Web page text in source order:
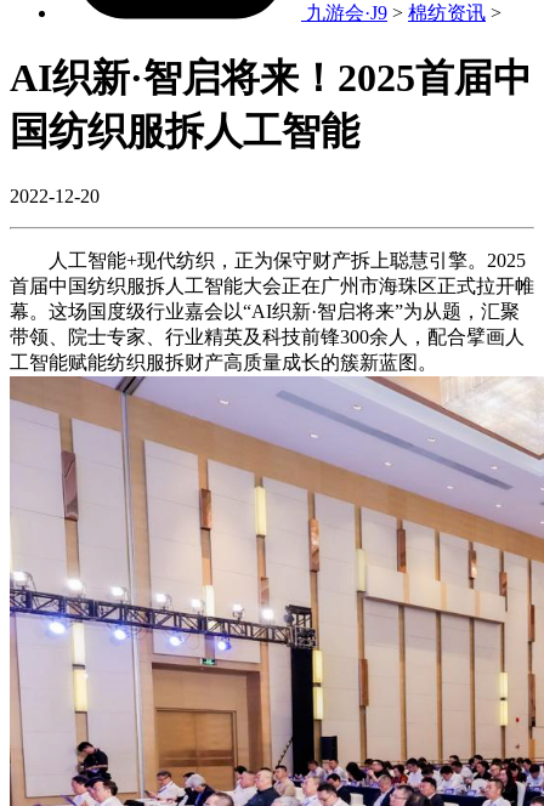
九游会·J9 > 棉纺资讯 >
AI织新·智启将来！2025首届中
国纺织服拆人工智能
2022-12-20
人工智能+现代纺织，正为保守财产拆上聪慧引擎。2025
首届中国纺织服拆人工智能大会正在广州市海珠区正式拉开帷
幕。这场国度级行业嘉会以“AI织新·智启将来”为从题，汇聚
带领、院士专家、行业精英及科技前锋300余人，配合擘画人
工智能赋能纺织服拆财产高质量成长的簇新蓝图。